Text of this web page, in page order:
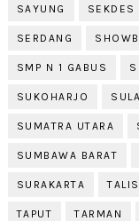
SAYUNG SEKDES
SERDANG
SMP N 1 GABUS
SUKOHARJO
SUMATRA UTARA
SUMBAWA BARAT
SURAKARTA
TAPUT TARMAN